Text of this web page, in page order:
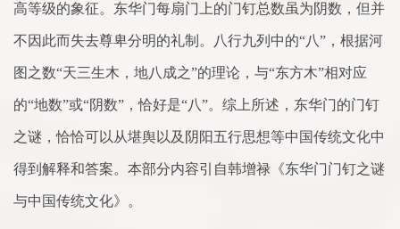
高等级的象征。东华门每扇门上的门钉总数虽为阴数，但并
不因此而失去尊卑分明的礼制。八行九列中的“八”，根据河
图之数“天三生木，地八成之”的理论，与“东方木”相对应
的“地数”或“阴数”，恰好是“八”。综上所述，东华门的门钉
之谜，恰恰可以从堪舆以及阴阳五行思想等中国传统文化中
得到解释和答案。本部分内容引自韩增禄《东华门门钉之谜
与中国传统文化》。